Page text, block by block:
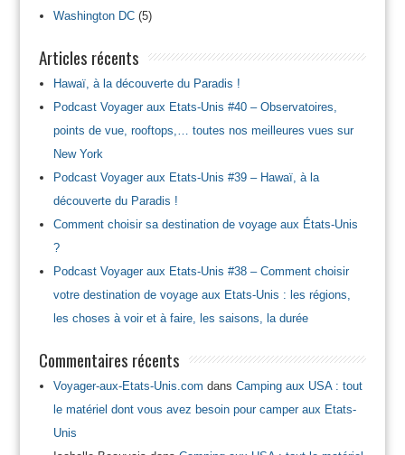
Washington DC(5)
Articles récents
Hawaï, à la découverte du Paradis !
Podcast Voyager aux Etats-Unis #40 – Observatoires,
points de vue, rooftops,… toutes nos meilleures vues sur
New York
Podcast Voyager aux Etats-Unis #39 – Hawaï, à la
découverte du Paradis !
Comment choisir sa destination de voyage aux États-Unis
?
Podcast Voyager aux Etats-Unis #38 – Comment choisir
votre destination de voyage aux Etats-Unis : les régions,
les choses à voir et à faire, les saisons, la durée
Commentaires récents
Voyager-aux-Etats-Unis.com dans Camping aux USA : tout
le matériel dont vous avez besoin pour camper aux Etats-
Unis